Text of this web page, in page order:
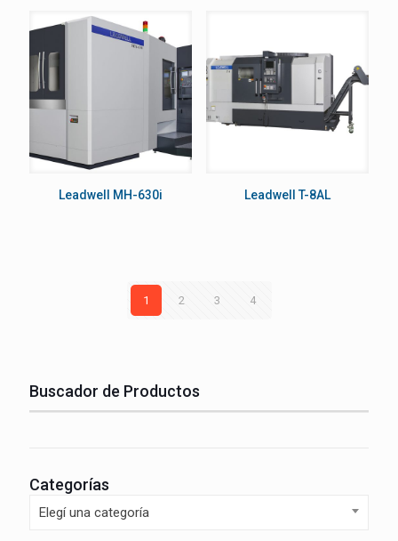
Leadwell MH-630i Leadwell T-8AL
1 2 3 4
Buscador de Productos
Categorías
Elegí una categoría